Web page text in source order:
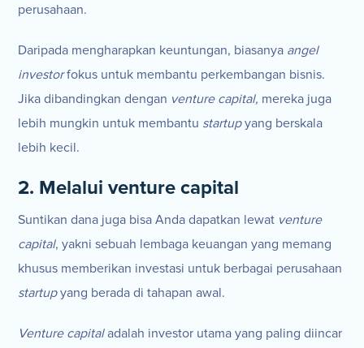
perusahaan.
Daripada mengharapkan keuntungan, biasanya angel
investorfokus untuk membantu perkembangan bisnis.
Jika dibandingkan dengan venture capital, mereka juga
lebih mungkin untuk membantu startupyang berskala
lebih kecil.
2. Melalui venture capital
Suntikan dana juga bisa Anda dapatkan lewat venture
capital, yakni sebuah lembaga keuangan yang memang
khusus memberikan investasi untuk berbagai perusahaan
startupyang berada di tahapan awal.
Venture capitaladalah investor utama yang paling diincar